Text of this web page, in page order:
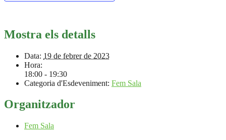
Mostra els detalls
Data: 19 de febrer de 2023
Hora:
18:00 - 19:30
Categoria d'Esdeveniment: Fem Sala
Organitzador
Fem Sala